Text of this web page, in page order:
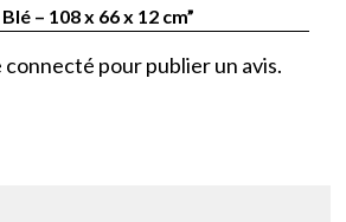
– 108 x 66 x 12 cm”
connecté pour publier un avis.